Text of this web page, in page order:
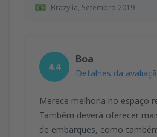
Brazylia, Setembro 2019
4.4
Boa
Detalhes da
Merece melhoria no espaço
Também deverá oferecer
de embarques, como